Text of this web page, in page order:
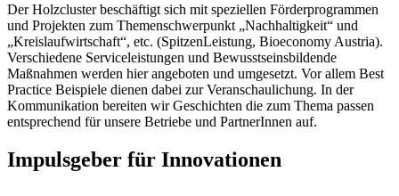
Der Holzcluster beschäftigt sich mit speziellen Förderprogrammen
und Projekten zum Themenschwerpunkt „Nachhaltigkeit“ und
„Kreislaufwirtschaft“, etc. (SpitzenLeistung, Bioeconomy Austria).
Verschiedene Serviceleistungen und Bewusstseinsbildende
Maßnahmen werden hier angeboten und umgesetzt. Vor allem Best
Practice Beispiele dienen dabei zur Veranschaulichung. In der
Kommunikation bereiten wir Geschichten die zum Thema passen
entsprechend für unsere Betriebe und PartnerInnen auf.
Impulsgeber für Innovationen